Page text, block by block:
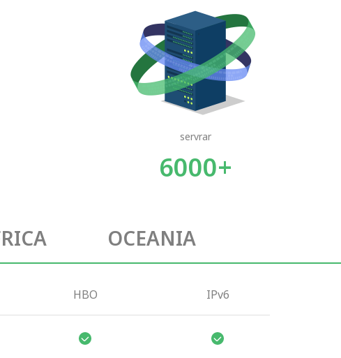
servrar
6000+
OCEANIA
HBO IPv6